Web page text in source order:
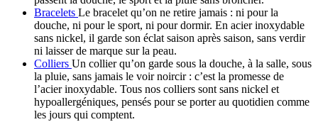
Bracelets Le bracelet qu’on ne retire jamais : ni pour la
douche, ni pour le sport, ni pour dormir. En acier inoxydable
sans nickel, il garde son éclat saison après saison, sans verdir
ni laisser de marque sur la peau.
Colliers Un collier qu’on garde sous la douche, à la salle, sous
la pluie, sans jamais le voir noircir : c’est la promesse de
l’acier inoxydable. Tous nos colliers sont sans nickel et
hypoallergéniques, pensés pour se porter au quotidien comme
les jours qui comptent.